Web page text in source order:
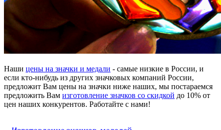
Наши цены на значки и медали - самые низкие в России, и
если кто-нибудь из других значковых компаний России,
предложит Вам цены на значки ниже наших, мы постараемся
предложить Вам изготовление значков со скидкой до 10% от
цен наших конкурентов. Работайте с нами!